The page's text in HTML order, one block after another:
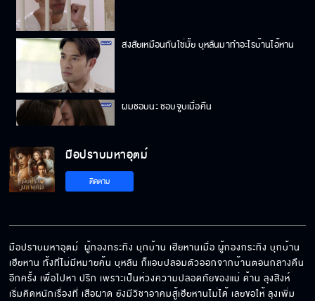
สงสัยเหมือนกันใช่มั้ย บุหลันมาทำอะไรบ้านไอ้หาน
ผมชอบนะ ชอบจูบเมื่อคืน
คนอย่างกูยอมตายดีกว่าเข้าคุก
เลย
ถ้าแม่หนีออกมา ก็จะไม่มีใครรู้ว่า ไอ้หาน ทำอะไร
มือปราบมหาอุตม์
ติดตาม
มือปราบมหาอุตม์  ผู้กองกระทิง บุกบ้าน เฮียหานเมื่อ ผู้กองกระทิง บุกบ้าน
เฮียหาน ทั้งที่ไม่มีหมายค้น บุหลัน ก็แอบปลอมตัวออกจากบ้านตอนกลางคืน
อีกครั้ง เพื่อไปหา ปริก เพราะเป็นห่วงความปลอดภัยของแม่ ด้าน ลุงสิงห์
เริ่มคิดหนักเรื่องที่ เสือผาด ยังมีวิชาอาคมสู้เฮียหานไม่ได้ เลยขอให้ ลุงเพิ่ม